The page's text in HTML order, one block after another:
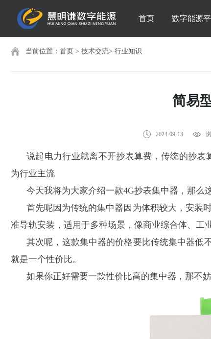
首页 数字能源
当前位置： 首页 > 技术交流> 行业知识
简易
2024-09-13
说起电力行业就离不开抄表算费，传统的抄表
为行业主流
今天我将为大家介绍一款4G抄表集中器，那么
首先呢因为传统的集中器因为体积较大，安装
准导轨安装，适用于多种场景，像商业综合体、工
其次呢，这款集中器的价格要比传统集中器低
就是一个性价比。
如果你正好需要一款性价比高的集中器，那不